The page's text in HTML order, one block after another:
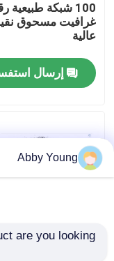
مراقبة الجودة
اتصل بنا
حالات
100 شبكة طبيعية
غرافيت مسحوق
عالية
إرسال
Abby Young
are you looking